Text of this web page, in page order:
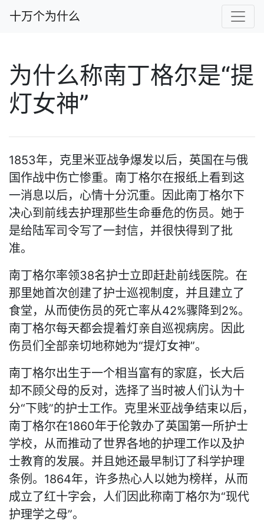
十万个为什么
为什么称南丁格尔是“提
灯女神”
1853年，克里米亚战争爆发以后，英国在与俄
国作战中伤亡惨重。南丁格尔在报纸上看到这
一消息以后，心情十分沉重。因此南丁格尔下
决心到前线去护理那些生命垂危的伤员。她于
是给陆军司令写了一封信，并很快得到了批
准。
南丁格尔率领38名护士立即赶赴前线医院。在
那里她首次创建了护士巡视制度，并且建立了
食堂，从而使伤员的死亡率从42%骤降到2%。
南丁格尔每天都会提着灯亲自巡视病房。因此
伤员们全部亲切地称她为“提灯女神”。
南丁格尔出生于一个相当富有的家庭，长大后
却不顾父母的反对，选择了当时被人们认为十
分“下贱”的护士工作。克里米亚战争结束以后，
南丁格尔在1860年于伦敦办了英国第一所护士
学校，从而推动了世界各地的护理工作以及护
士教育的发展。并且她还最早制订了科学护理
条例。1864年，许多热心人以她为榜样，从而
成立了红十字会，人们因此称南丁格尔为“现代
护理学之母”。